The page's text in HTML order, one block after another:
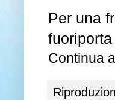
Per una
fuoriporta
Continua